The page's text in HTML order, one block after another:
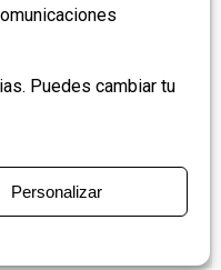
Puedes cambiar tu
Personalizar